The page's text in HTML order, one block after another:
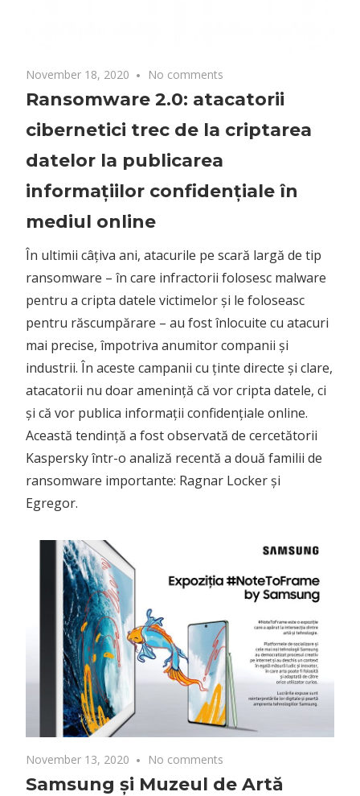
November 18, 2020 No comments
Ransomware 2.0: atacatorii
cibernetici trec de la criptarea
datelor la publicarea
informațiilor confidențiale în
mediul online
În ultimii câțiva ani, atacurile pe scară largă de tip
ransomware – în care infractorii folosesc malware
pentru a cripta datele victimelor și le foloseasc
pentru răscumpărare – au fost înlocuite cu atacuri
mai precise, împotriva anumitor companii și
industrii. În aceste campanii cu ținte directe și clare,
atacatorii nu doar amenință că vor cripta datele, ci
și că vor publica informații confidențiale online.
Această tendință a fost observată de cercetătorii
Kaspersky într-o analiză recentă a două familii de
ransomware importante: Ragnar Locker și
Egregor.
November 13, 2020 No comments
Samsung și Muzeul de Artă